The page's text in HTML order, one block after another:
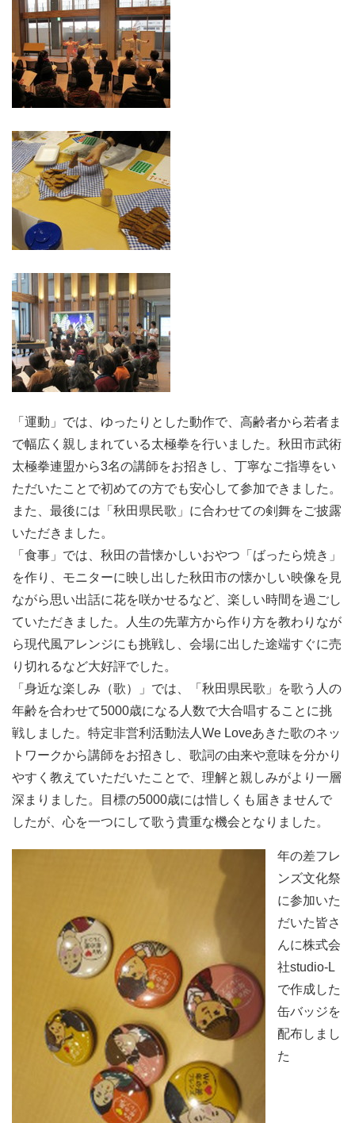
「運動」では、ゆったりとした動作で、高齢者から若者ま
で幅広く親しまれている太極拳を行いました。秋田市武術
太極拳連盟から3名の講師をお招きし、丁寧なご指導をい
ただいたことで初めての方でも安心して参加できました。
また、最後には「秋田県民歌」に合わせての剣舞をご披露
いただきました。
「食事」では、秋田の昔懐かしいおやつ「ばったら焼き」
を作り、モニターに映し出した秋田市の懐かしい映像を見
ながら思い出話に花を咲かせるなど、楽しい時間を過ごし
ていただきました。人生の先輩方から作り方を教わりなが
ら現代風アレンジにも挑戦し、会場に出した途端すぐに売
り切れるなど大好評でした。
「身近な楽しみ（歌）」では、「秋田県民歌」を歌う人の
年齢を合わせて5000歳になる人数で大合唱することに挑
戦しました。特定非営利活動法人We Loveあきた歌のネッ
トワークから講師をお招きし、歌詞の由来や意味を分かり
やすく教えていただいたことで、理解と親しみがより一層
深まりました。目標の5000歳には惜しくも届きませんで
したが、心を一つにして歌う貴重な機会となりました。
年の差フレ
ンズ文化祭
に参加いた
だいた皆さ
んに株式会
社studio-L
で作成した
缶バッジを
配布しまし
た